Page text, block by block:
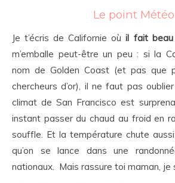
Le point Météo
Je t’écris de Californie oùil fait
m’emballe peut-être un peu : si la
nom de Golden Coast (et pas que
chercheurs d’or), il ne faut pas
climat de San Francisco est
instant passer du chaud au froid en
souffle. Et la température chute
qu’on se lance dans une
nationaux. Mais rassure toi maman, je